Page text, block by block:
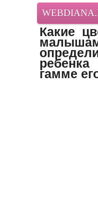
Какие
гамме